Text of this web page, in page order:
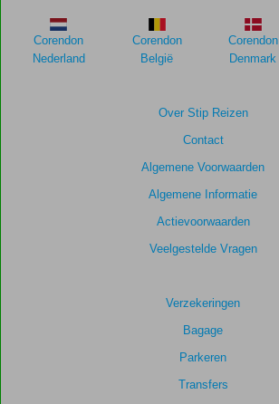
Over Stip Reizen
Contact
Algemene Voorwaarden
Algemene Informatie
Actievoorwaarden
Veelgestelde Vragen
Verzekeringen
Bagage
Parkeren
Transfers
Corendon
Nederland
Corendon
België
Corendon
Denmark